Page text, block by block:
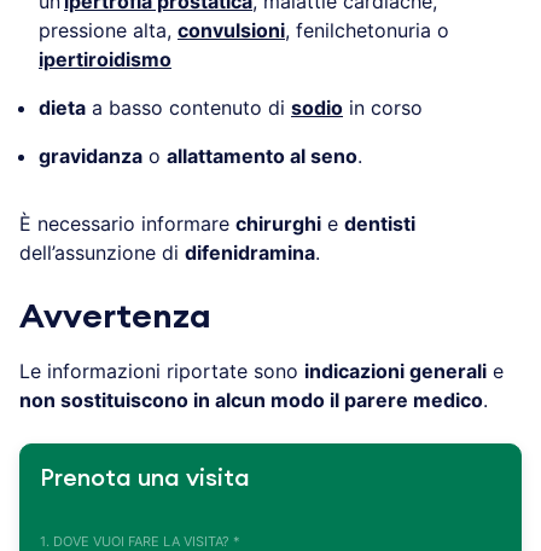
pressione alta, convulsioni, fenilchetonuria o
ipertiroidismo
dieta a basso contenuto di sodio in corso
gravidanza o allattamento al seno.
È necessario informare chirurghi e dentisti
dell’assunzione di difenidramina.
Avvertenza
Le informazioni riportate sono indicazioni generali e
non sostituiscono in alcun modo il parere medico.
Prenota una visita
1. DOVE VUOI FARE LA VISITA? *